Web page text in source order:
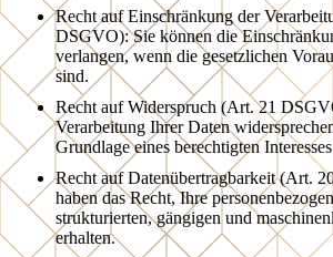
Recht auf Einschränkung der
DSGVO): Sie können die
verlangen, wenn die gesetzlichen
sind.
Recht auf Widerspruch (Art. 21
Verarbeitung Ihrer Daten
Grundlage eines berechtigten
Recht auf Datenübertragbarkeit (Art.
haben das Recht, Ihre
strukturierten, gängigen und
erhalten.